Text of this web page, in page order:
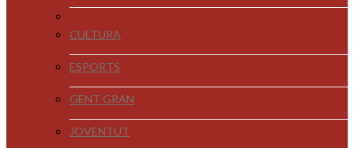
CULTURA
ESPORTS
GENT GRAN
JOVENTUT